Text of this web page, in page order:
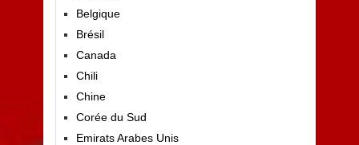
Belgique
Brésil
Canada
Chili
Chine
Corée du Sud
Emirats Arabes Unis